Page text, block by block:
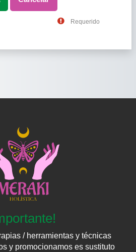
Requerido
/ herramientas y técnicas
y promocionamos es sustituto